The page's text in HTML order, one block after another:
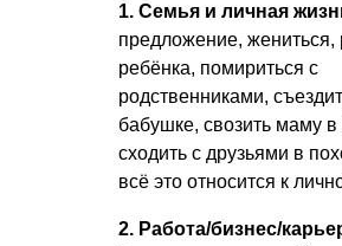
1. Семья и личная
предложение, жениться,
ребёнка, помириться с
родственниками,
бабушке, свозить маму
сходить с друзьями в
всё это относится к
2. Работа/бизнес/